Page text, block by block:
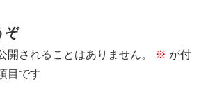
ぞ
開されることはありません。 ※ が付
目です